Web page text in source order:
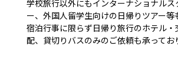
学校旅行以外にもインターナショナルス
ー、外国人留学生向けの日帰りツアー等
宿泊行事に限らず日帰り旅行のホテル・
配、貸切りバスのみのご依頼も承ってお